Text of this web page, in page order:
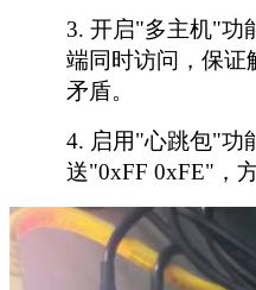
3. 开启"多主机"功
端同时访问，保证
矛盾。
4. 启用"心跳包"功
送"0xFF 0xFE"，